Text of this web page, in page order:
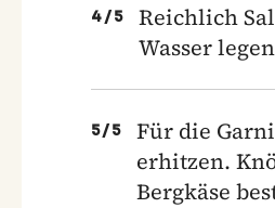
4/5
Reichlich
Wasser
5/5
Für die
erhitzen.
Bergkäse